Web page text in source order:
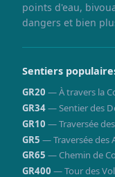
points d'eau,
dangers et bien
Sentiers
GR20 — À travers la
GR34— Sentier des
GR10 — Traversée
GR5 — Traversée des
GR65 — Chemin de
GR400 — Tour des